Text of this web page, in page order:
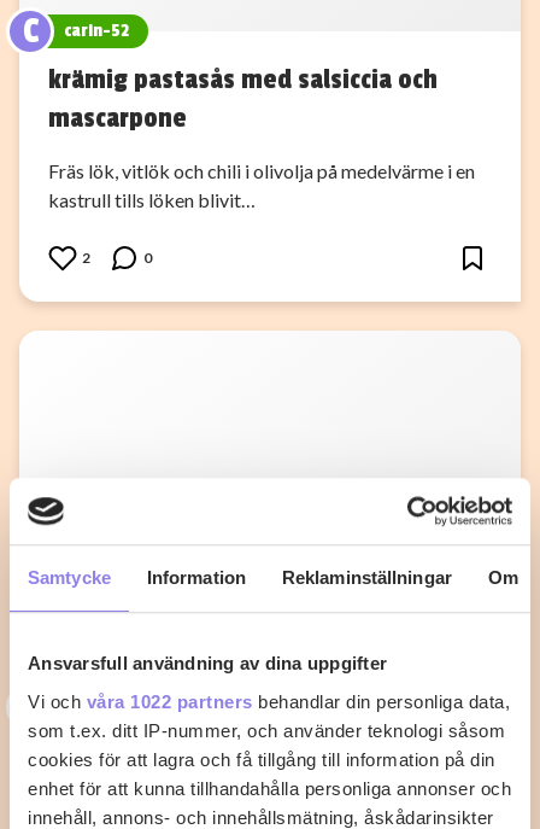
Samtycke Information Reklaminställningar Om
Ansvarsfull användning av dina uppgifter
Vi och våra 1022 partners behandlar din personliga data,
som t.ex. ditt IP-nummer, och använder teknologi såsom
cookies för att lagra och få tillgång till information på din
enhet för att kunna tillhandahålla personliga annonser och
innehåll, annons- och innehållsmätning, åskådarinsikter
C carin-52
krämig pastasås med salsiccia och
mascarpone
Fräs lök, vitlök och chili i olivolja på medelvärme i en
kastrull tills löken blivit…
2 0
C carin-52
Krispig kycklingschnitzel med
citronpasta